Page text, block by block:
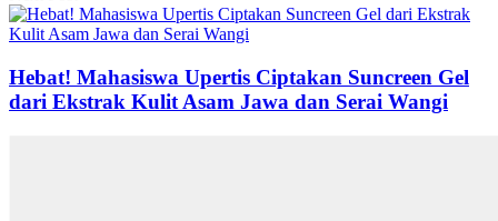
Hebat! Mahasiswa Upertis Ciptakan Suncreen Gel
dari Ekstrak Kulit Asam Jawa dan Serai Wangi